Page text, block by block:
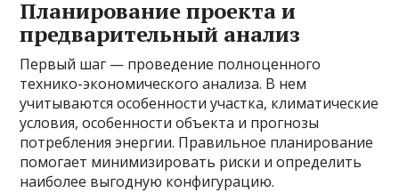
Планирование проекта и
предварительный анализ
Первый шаг — проведение полноценного
технико-экономического анализа. В нем
учитываются особенности участка, климатические
условия, особенности объекта и прогнозы
потребления энергии. Правильное планирование
помогает минимизировать риски и определить
наиболее выгодную конфигурацию.